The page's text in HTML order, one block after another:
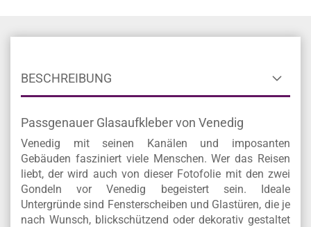
BESCHREIBUNG
Passgenauer Glasaufkleber von Venedig
Venedig mit seinen Kanälen und imposanten
Gebäuden fasziniert viele Menschen. Wer das Reisen
liebt, der wird auch von dieser Fotofolie mit den zwei
Gondeln vor Venedig begeistert sein. Ideale
Untergründe sind Fensterscheiben und Glastüren, die je
nach Wunsch, blickschützend oder dekorativ gestaltet